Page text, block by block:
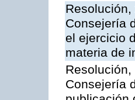
Consejería
el ejercicio
materia de
Consejería